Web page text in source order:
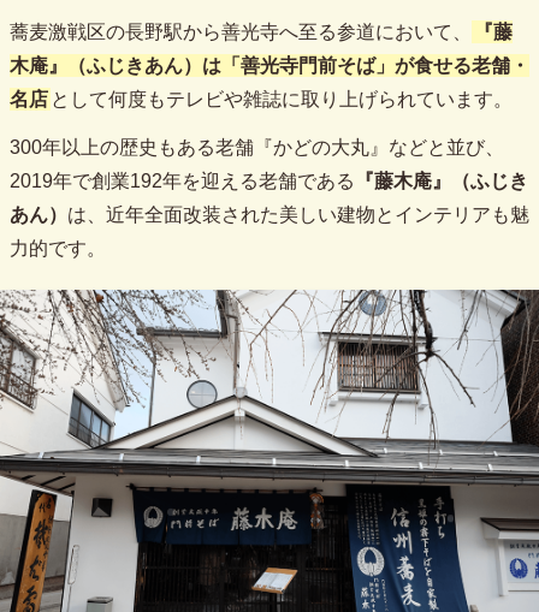
蕎麦激戦区の長野駅から善光寺へ至る参道において、
『藤
木庵』（ふじきあん） は「善光寺門前そば」が食せる老舗・
名店 として何度もテレビや雑誌に取り上げられています。
300年以上の歴史もある老舗『かどの大丸』などと並び、
2019年で創業192年を迎える老舗である
『藤木庵』（ふじき
あん） は、近年全面改装された美しい建物とインテリアも魅
力的です。